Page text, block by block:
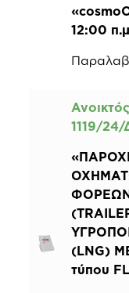
12:00
1119/24/
(LNG)
τύπου